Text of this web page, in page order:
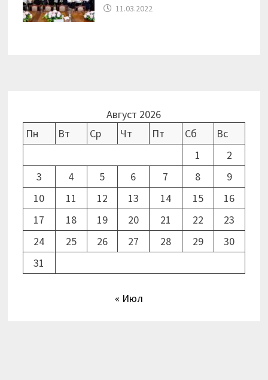
11.03.2022
Август 2026
Пн
Вт Ср Чт Пт Сб
Вс
1
2
3
4 5 6 7 8
9
10
11 12 13 14 15
16
17
18 19 20 21 22
23
24
25 26 27 28 29
30
31
« Июл